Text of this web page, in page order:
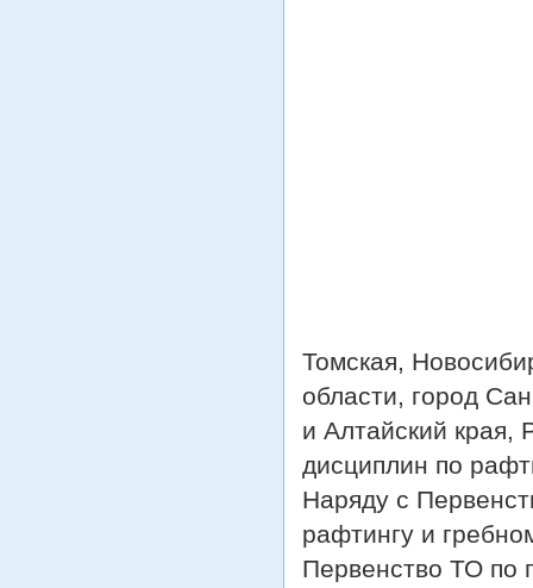
Томская,
области, город
и Алтайский края,
дисциплин по
Наряду с
рафтингу и
Первенство ТО по